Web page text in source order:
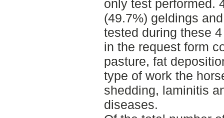
only test performed.
(49.7%) geldings
tested during these
in the request form
pasture, fat
type of work the
shedding, laminitis
diseases.